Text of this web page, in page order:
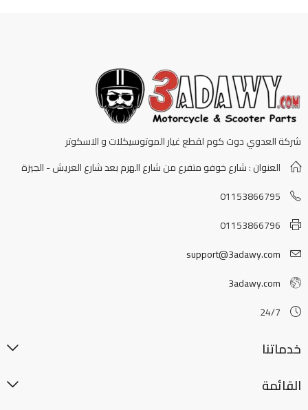
شركة العدوي دوت كوم لقطع غيار الموتوسيكلات و الاسكوتر
العنوان : شارع خوفو متفرع من شارع الهرم بعد شارع العريش - الجيزة
01153866795
01153866796
support@3adawy.com
3adawy.com
24/7
خدماتنا
القائمة